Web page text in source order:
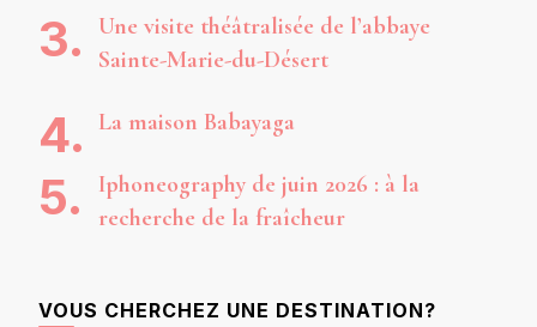
Une visite théâtralisée de l’abbaye
Sainte-Marie-du-Désert
La maison Babayaga
Iphoneography de juin 2026 : à la
recherche de la fraîcheur
VOUS CHERCHEZ UNE DESTINATION?